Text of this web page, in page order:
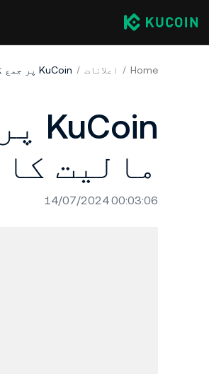
Home اعلانات KuCoin پر جمع کریں اور 400 USDT تک مالیت کا فیوچر ٹرائل فنڈ حاصل کریں!
مالیت
14/07/2024 00:03:06